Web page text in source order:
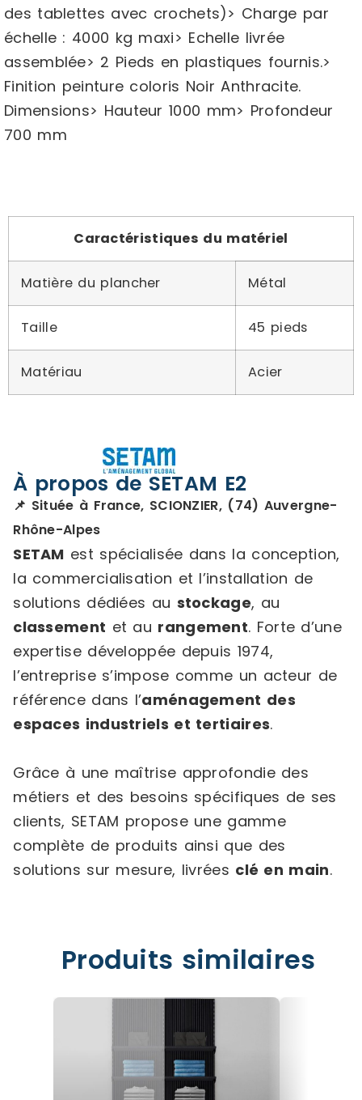
des tablettes avec crochets)> Charge par
échelle : 4000 kg maxi> Echelle livrée
assemblée> 2 Pieds en plastiques fournis.>
Finition peinture coloris Noir Anthracite.
Dimensions> Hauteur 1000 mm> Profondeur
700 mm
Caractéristiques du matériel
Matière du plancher Métal
Taille 45 pieds
Matériau Acier
À propos de SETAM E2
📌 Située à France, SCIONZIER, (74) Auvergne-
Rhône-Alpes
SETAM est spécialisée dans la conception,
la commercialisation et l’installation de
solutions dédiées au stockage, au
classement et au rangement. Forte d’une
expertise développée depuis 1974,
l’entreprise s’impose comme un acteur de
référence dans l’aménagement des
espaces industriels et tertiaires.
Grâce à une maîtrise approfondie des
métiers et des besoins spécifiques de ses
clients, SETAM propose une gamme
complète de produits ainsi que des
solutions sur mesure, livrées clé en main.
Produits similaires